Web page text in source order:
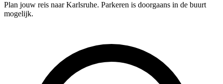
Plan jouw reis naar Karlsruhe. Parkeren is doorgaans in de buurt
mogelijk.